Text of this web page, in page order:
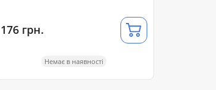
176 грн.
Немає в наявності